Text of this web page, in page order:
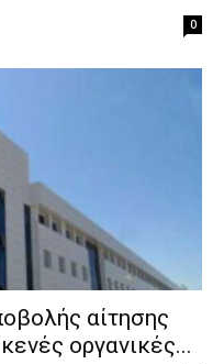
0
αίτησης
οργανικές...